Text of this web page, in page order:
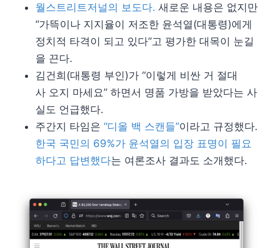
월스트리트저널의 보도다. 새로운 내용은 없지만
“가뜩이나 지지율이 저조한 윤석열(대통령)에게
정치적 타격이 되고 있다”고 평가한 대목이 눈길
을 끈다.
김건희(대통령 부인)가 “이렇게 비싼 거 절대
사 오지 마세요” 하면서 명품 가방을 받았다는 사
실도 언급했다.
주간지 타임은 “디올 백 스캔들”이라고 규정했다.
한국 국민의 69%가 윤석열의 입장 표명이 필요
하다고 답변했다는 여론조사 결과도 소개했다.